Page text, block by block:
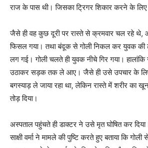
राज के पास थी। जिसका ट्रिगर शिकार करने के
जैसे ही वह कुछ दूरी पर रास्ते से क्रमवार चल रहे थे,
फिसल गया। तथा बंदूक से गोली निकल कर युवक की
लग गई। गोली चलते ही युवक नीचे गिर गया।
उठाकर सड़क तक ले आए। जैसे ही उसे उपचार के
बगस्याड़ ले जाया रहा था, लेकिन रास्ते में शरीर का
तोड़ दिया।
अस्पताल पहुंचते ही डाक्टर ने उसे मृत घोषित कर
साक्षी वर्मा ने मामले की पुष्टि करते हुए बताया कि